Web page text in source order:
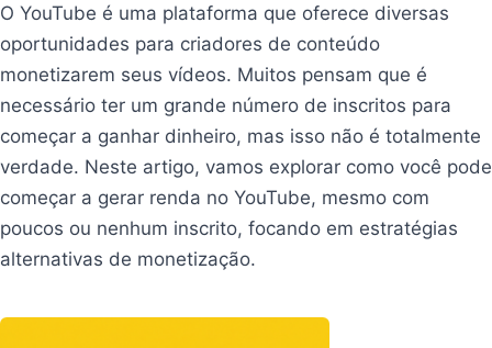
O YouTube é uma plataforma que oferece diversas
oportunidades para criadores de conteúdo
monetizarem seus vídeos. Muitos pensam que é
necessário ter um grande número de inscritos para
começar a ganhar dinheiro, mas isso não é totalmente
verdade. Neste artigo, vamos explorar como você pode
começar a gerar renda no YouTube, mesmo com
poucos ou nenhum inscrito, focando em estratégias
alternativas de monetização.